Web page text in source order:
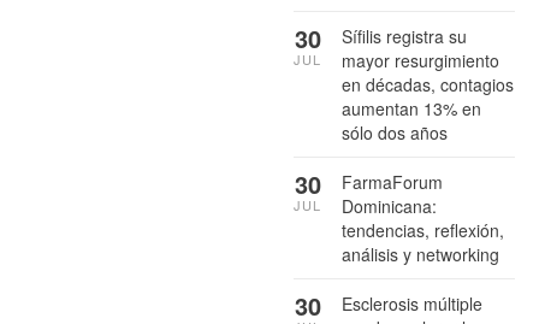
Sífilis registra su
mayor resurgimiento
en décadas, contagios
aumentan 13% en
sólo dos años
30
JUL
FarmaForum
Dominicana:
tendencias, reflexión,
análisis y networking
30
JUL
Esclerosis múltiple
30